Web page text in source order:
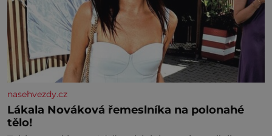
nasehvezdy.cz
Lákala Nováková řemeslníka na polonahé
tělo!